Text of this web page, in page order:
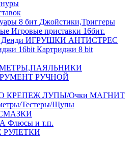
8 бит Джойстики,Триггеры
Игровые приставки 16бит.
Денди ИГРУШКИ АНТИСТРЕС
16bit Картриджи 8 bit
РУЧНОЙ
КРЕПЕЖ ЛУПЫ/Очки МАГНИТ
Тестеры/Щупы
Флюсы и т.п.
РУЛЕТКИ